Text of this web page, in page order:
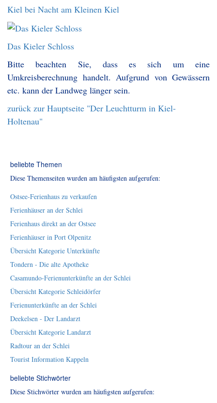
Kiel bei Nacht am Kleinen Kiel
Das Kieler Schloss
Bitte beachten Sie, dass es sich um eine
Umkreisberechnung handelt. Aufgrund von Gewässern
etc. kann der Landweg länger sein.
zurück zur Hauptseite "Der Leuchtturm in Kiel-
Holtenau"
beliebte Themen
Diese Themenseiten wurden am häufigsten aufgerufen:
Ostsee-Ferienhaus zu verkaufen
Ferienhäuser an der Schlei
Ferienhaus direkt an der Ostsee
Ferienhäuser in Port Olpenitz
Übersicht Kategorie Unterkünfte
Tondern - Die alte Apotheke
Casamundo-Ferienunterkünfte an der Schlei
Übersicht Kategorie Schleidörfer
Ferienunterkünfte an der Schlei
Deekelsen - Der Landarzt
Übersicht Kategorie Landarzt
Radtour an der Schlei
Tourist Information Kappeln
beliebte Stichwörter
Diese Stichwörter wurden am häufigsten aufgerufen: